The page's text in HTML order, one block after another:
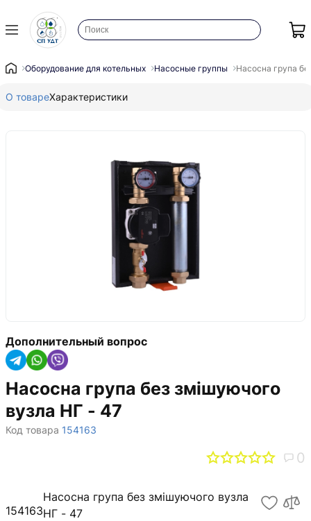
Оборудование для котельных Насосные группы Насосна група
О товареХарактеристики
Дополнительный вопрос
Насосна група без змішуючого
вузла НГ - 47
Код товара 154163
0
154163
Насосна група без змішуючого вузла
НГ - 47